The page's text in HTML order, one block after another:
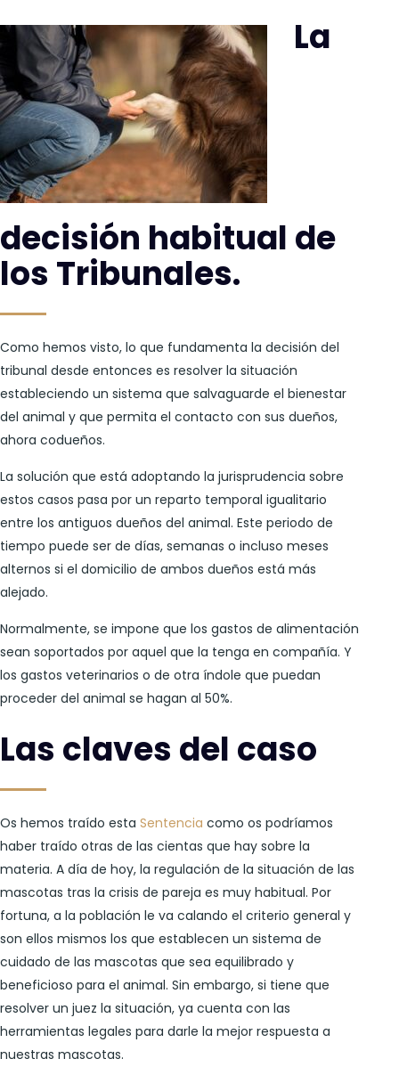
La
decisión habitual de
los Tribunales.
Como hemos visto, lo que fundamenta la decisión del
tribunal desde entonces es resolver la situación
estableciendo un sistema que salvaguarde el bienestar
del animal y que permita el contacto con sus dueños,
ahora codueños.
La solución que está adoptando la jurisprudencia sobre
estos casos pasa por un reparto temporal igualitario
entre los antiguos dueños del animal. Este periodo de
tiempo puede ser de días, semanas o incluso meses
alternos si el domicilio de ambos dueños está más
alejado.
Normalmente, se impone que los gastos de alimentación
sean soportados por aquel que la tenga en compañía. Y
los gastos veterinarios o de otra índole que puedan
proceder del animal se hagan al 50%.
Las claves del caso
Os hemos traído esta Sentencia como os podríamos
haber traído otras de las cientas que hay sobre la
materia. A día de hoy, la regulación de la situación de las
mascotas tras la crisis de pareja es muy habitual. Por
fortuna, a la población le va calando el criterio general y
son ellos mismos los que establecen un sistema de
cuidado de las mascotas que sea equilibrado y
beneficioso para el animal. Sin embargo, si tiene que
resolver un juez la situación, ya cuenta con las
herramientas legales para darle la mejor respuesta a
nuestras mascotas.